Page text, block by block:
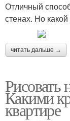
Отличный
стенах. Но
читать дальше →
Рисовать
Какими
квартире